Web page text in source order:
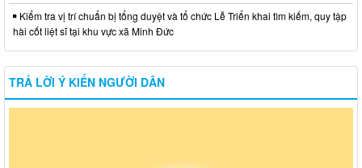
Kiểm tra vị trí chuẩn bị tổng duyệt và tổ chức Lễ Triển khai tìm kiếm, quy tập
hài cốt liệt sĩ tại khu vực xã Minh Đức
TRẢ LỜI Ý KIẾN NGƯỜI DÂN